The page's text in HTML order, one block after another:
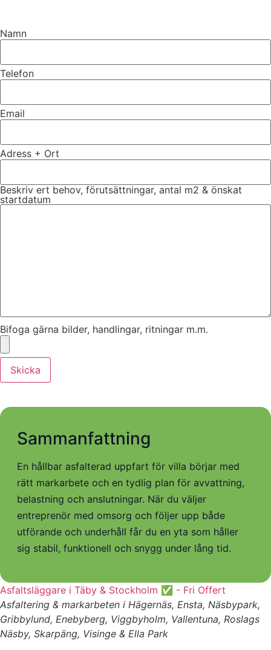
Namn
Telefon
Email
Adress + Ort
Beskriv ert behov, förutsättningar, antal m2 & önskat
startdatum
Bifoga gärna bilder, handlingar, ritningar m.m.
Skicka
Sammanfattning
En hållbar asfalterad uppfart för villa börjar med
rätt markarbete och en tydlig plan för avvattning,
belastning och anslutningar. När du väljer
entreprenör med omsorg och följer upp både
utförande och underhåll får du en yta som håller
sig stabil, funktionell och snygg under lång tid.
Asfaltsläggare i Täby & Stockholm ✅ - Fri Offert
Asfaltering & markarbeten i Hägernäs, Ensta, Näsbypark,
Gribbylund, Enebyberg, Viggbyholm, Vallentuna, Roslags
Näsby, Skarpäng, Visinge & Ella Park